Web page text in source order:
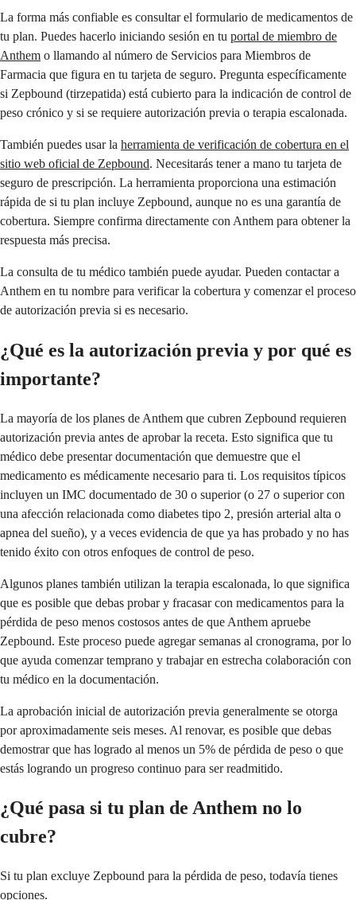
La forma más confiable es consultar el formulario de medicamentos de
tu plan. Puedes hacerlo iniciando sesión en tu portal de miembro de
Anthem o llamando al número de Servicios para Miembros de
Farmacia que figura en tu tarjeta de seguro. Pregunta específicamente
si Zepbound (tirzepatida) está cubierto para la indicación de control de
peso crónico y si se requiere autorización previa o terapia escalonada.
También puedes usar la herramienta de verificación de cobertura en el
sitio web oficial de Zepbound. Necesitarás tener a mano tu tarjeta de
seguro de prescripción. La herramienta proporciona una estimación
rápida de si tu plan incluye Zepbound, aunque no es una garantía de
cobertura. Siempre confirma directamente con Anthem para obtener la
respuesta más precisa.
La consulta de tu médico también puede ayudar. Pueden contactar a
Anthem en tu nombre para verificar la cobertura y comenzar el proceso
de autorización previa si es necesario.
¿Qué es la autorización previa y por qué es
importante?
La mayoría de los planes de Anthem que cubren Zepbound requieren
autorización previa antes de aprobar la receta. Esto significa que tu
médico debe presentar documentación que demuestre que el
medicamento es médicamente necesario para ti. Los requisitos típicos
incluyen un IMC documentado de 30 o superior (o 27 o superior con
una afección relacionada como diabetes tipo 2, presión arterial alta o
apnea del sueño), y a veces evidencia de que ya has probado y no has
tenido éxito con otros enfoques de control de peso.
Algunos planes también utilizan la terapia escalonada, lo que significa
que es posible que debas probar y fracasar con medicamentos para la
pérdida de peso menos costosos antes de que Anthem apruebe
Zepbound. Este proceso puede agregar semanas al cronograma, por lo
que ayuda comenzar temprano y trabajar en estrecha colaboración con
tu médico en la documentación.
La aprobación inicial de autorización previa generalmente se otorga
por aproximadamente seis meses. Al renovar, es posible que debas
demostrar que has logrado al menos un 5% de pérdida de peso o que
estás logrando un progreso continuo para ser readmitido.
¿Qué pasa si tu plan de Anthem no lo
cubre?
Si tu plan excluye Zepbound para la pérdida de peso, todavía tienes
opciones.